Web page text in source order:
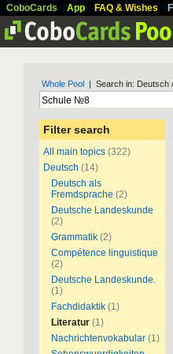
CoboCards App FAQ & Wishes
Whole Pool | Search in: Deutsch
Filter search
All main topics (322)
Deutsch (14)
Deutsch als
Fremdsprache (2)
Deutsche Landeskunde
(2)
Grammatik (2)
Compétence linguistique
(2)
Deutsche Landeskunde.
(1)
Fachdidaktik (1)
Literatur (1)
Nachrichtenvokabular (1)